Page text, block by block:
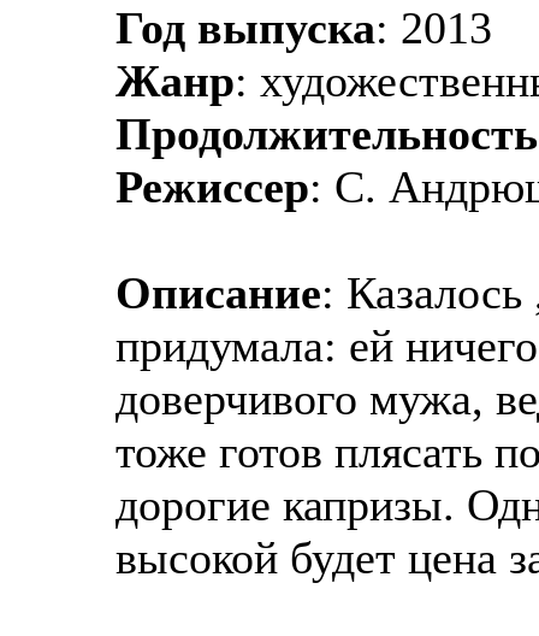
Год выпуска: 2013
Жанр:
Продолжительность
Режиссер: С.
Описание:
придумала: ей
доверчивого мужа,
тоже готов плясать
дорогие капризы.
высокой будет цена